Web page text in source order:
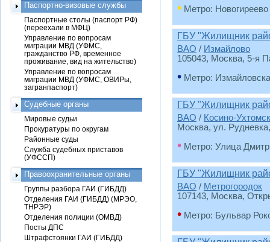
• Метро: Новогиреево
ГБУ "Жилищник
ВАО / Измайлово
105043, Москва, 5-я
• Метро:
ГБУ "Жилищник
ВАО / Косино-
Москва, ул.
• Метро: Улица
ГБУ "Жилищник
ВАО / Метрогородок
107143, Москва,
• Метро: Бульвар
Паспортно-визовые службы
Паспортные столы (паспорт РФ)
(переехали в МФЦ)
Управление по вопросам
миграции МВД (УФМС,
гражданство РФ, временное
проживание, вид на жительство)
Управление по вопросам
миграции МВД (УФМС, ОВИРы,
загранпаспорт)
Судебные органы
Мировые судьи
Прокуратуры по округам
Районные суды
Служба судебных приставов
(УФССП)
Правоохранительные органы
Группы разбора ГАИ (ГИБДД)
Отделения ГАИ (ГИБДД) (МРЭО,
ТНРЭР)
Отделения полиции (ОМВД)
Посты ДПС
Штрафстоянки ГАИ (ГИБДД)